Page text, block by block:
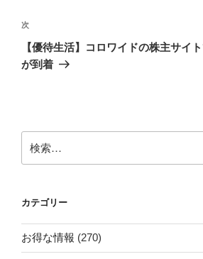
ビ
ゲ
ー
稿
次
の
投
次
【優待生活】コロワイドの株主サイ
が到着
索:
カテゴリー
お得な情報 (270)